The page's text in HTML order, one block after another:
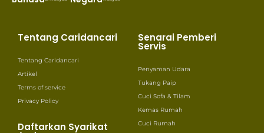
Tentang Caridancari
Tentang Caridancari
Artikel
Terms of service
Privacy Policy
Daftarkan Syarikat
Senarai Pemberi
Servis
Penyaman Udara
Tukang Paip
Cuci Sofa & Tilam
Kemas Rumah
Cuci Rumah